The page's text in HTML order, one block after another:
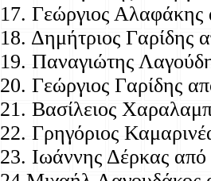
17. Γεώργιος Αλαφάκης
18. Δημήτριος Γαρίδης
19. Παναγιώτης
20. Γεώργιος Γαρίδης
21. Βασίλειος
22. Γρηγόριος
23. Ιωάννης Δέρκας από